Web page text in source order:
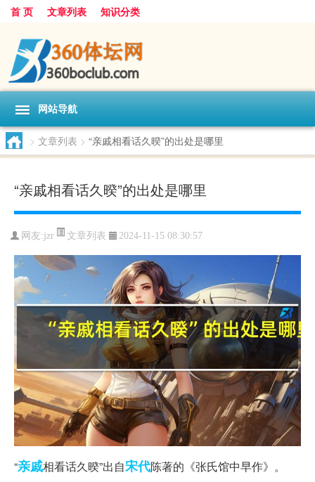
首 页 文章列表 知识分类
网站导航
> 文章列表 > “亲戚相看话久暌”的出处是哪里
“亲戚相看话久暌”的出处是哪里
网友:jzr 文章列表 2024-11-15 08:30:57
“亲戚相看话久暌”出自宋代陈著的《张氏馆中早作》。